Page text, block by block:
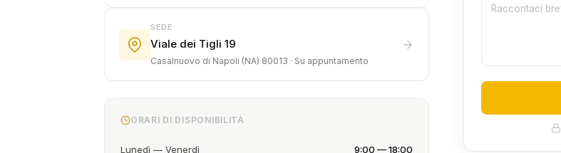
SEDE
Viale dei Tigli 19
Casalnuovo di Napoli (NA) 80013 · Su appuntamento
ORARI DI DISPONIBILITÀ
Lunedì — Venerdì 9:00 — 18:00